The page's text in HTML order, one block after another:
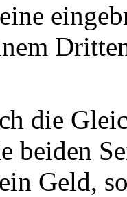
die
beiden
Geld,